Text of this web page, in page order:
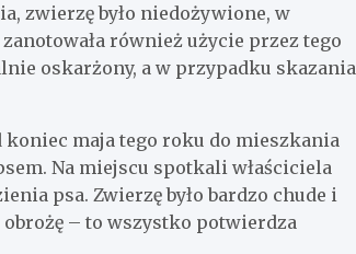
zwierzę było niedożywione, w
również użycie przez tego
oskarżony, a w przypadku skazania
maja tego roku do mieszkania
Na miejscu spotkali właściciela
psa. Zwierzę było bardzo chude i
– to wszystko potwierdza